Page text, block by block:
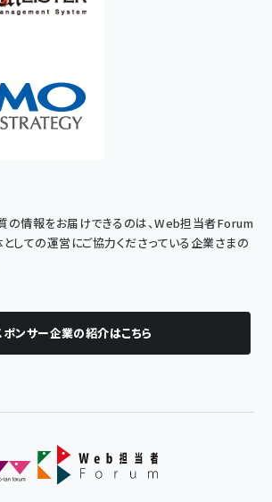
の情報をお届けできるのは、Web担当者Forum
しての運営にご協力くださっている企業さまの
ポンサー企業の紹介はこちら